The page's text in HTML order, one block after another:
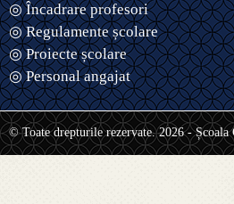
◎ Încadrare profesori
◎ Regulamente școlare
◎ Proiecte școlare
◎ Personal angajat
© Toate drepturile rezervate. 2026 - Școala